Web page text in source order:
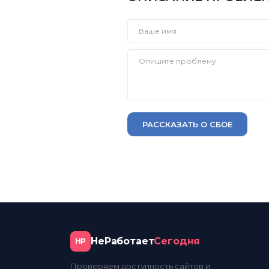
РАССКАЗАТЬ О СБОЕ
НР НеРаботаетСегодня
Проверяем доступность сайтов и